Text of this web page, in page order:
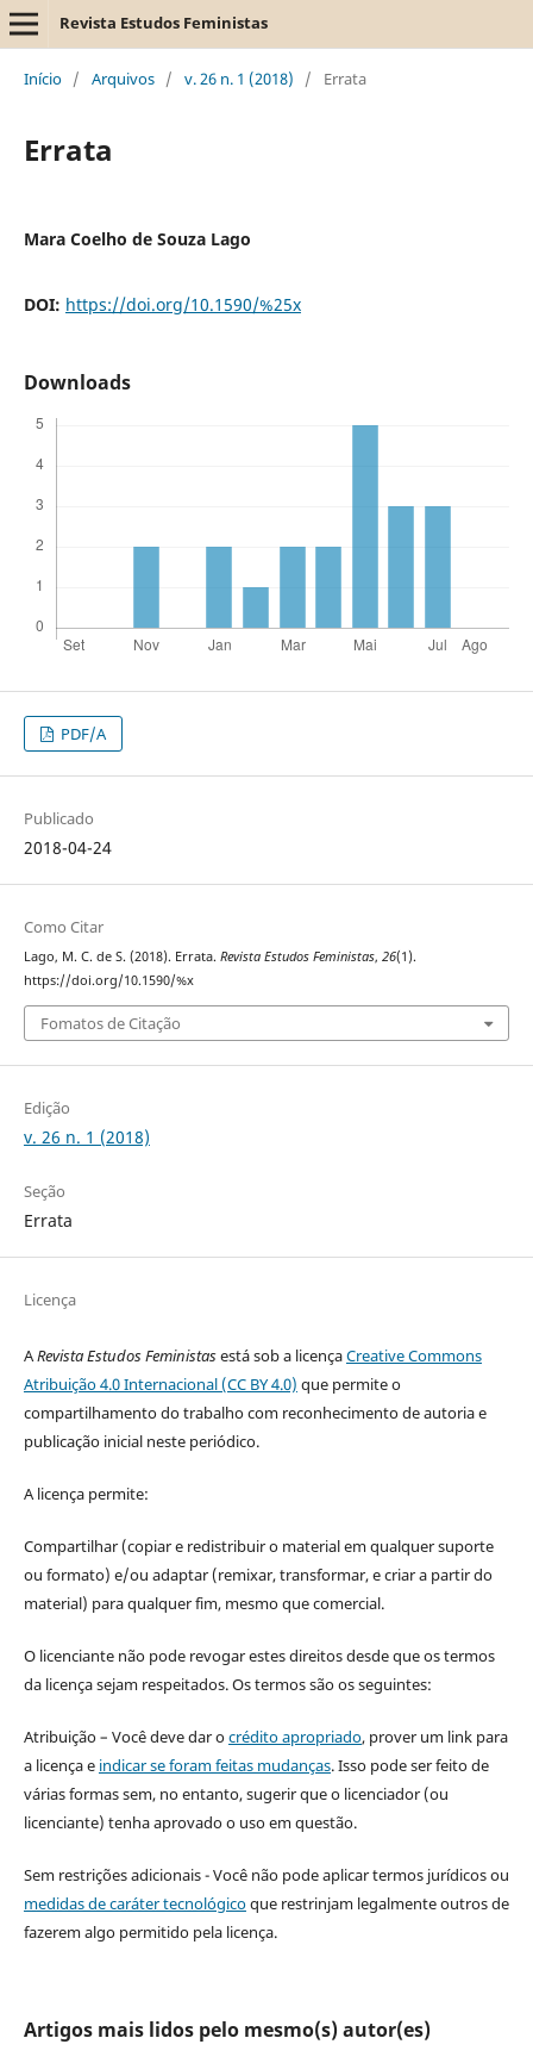
Revista Estudos Feministas
Início / Arquivos / v. 26 n. 1 (2018) / Errata
Errata
Mara Coelho de Souza Lago
DOI: https://doi.org/10.1590/%25x
Downloads
PDF/A
Publicado
2018-04-24
Como Citar
Lago, M. C. de S. (2018). Errata. Revista Estudos Feministas, 26(1).
https://doi.org/10.1590/%x
Fomatos de Citação
Edição
v. 26 n. 1 (2018)
Seção
Errata
Licença
ARevista Estudos Feministasestá sob a licençaCreative Commons
Atribuição 4.0 Internacional (CC BY 4.0) que permite o
compartilhamento do trabalho com reconhecimento de autoria e
publicação inicial neste periódico.
A licença permite:
Compartilhar (copiar e redistribuir o material em qualquer suporte
ou formato) e/ou adaptar (remixar, transformar, e criar a partir do
material) para qualquer fim, mesmo que comercial.
O licenciante não pode revogar estes direitos desde que os termos
da licença sejam respeitados. Os termos são os seguintes:
Atribuição – Você deve dar ocrédito apropriado, prover um link para
a licença e indicar se foram feitas mudanças. Isso pode ser feito de
várias formas sem, no entanto, sugerir que o licenciador (ou
licenciante) tenha aprovado o uso em questão.
Sem restrições adicionais - Você não pode aplicar termos jurídicos ou
medidas de caráter tecnológicoque restrinjam legalmente outros de
fazerem algo permitido pela licença.
Artigos mais lidos pelo mesmo(s) autor(es)